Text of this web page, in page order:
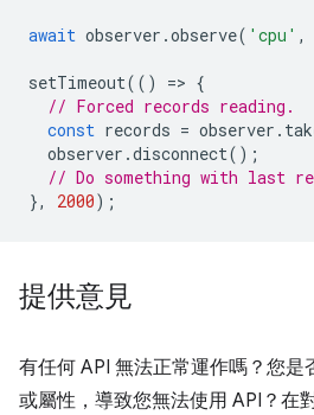
await observer .observe( 'cpu' ,
setTimeout(() => {
// Forced records reading.
const records = observer .
observer .disconnect();
// Do something with last
},
2000);
提供意見
有任何 API 無法正常運作嗎？您是
或屬性，導致您無法使用 API？在